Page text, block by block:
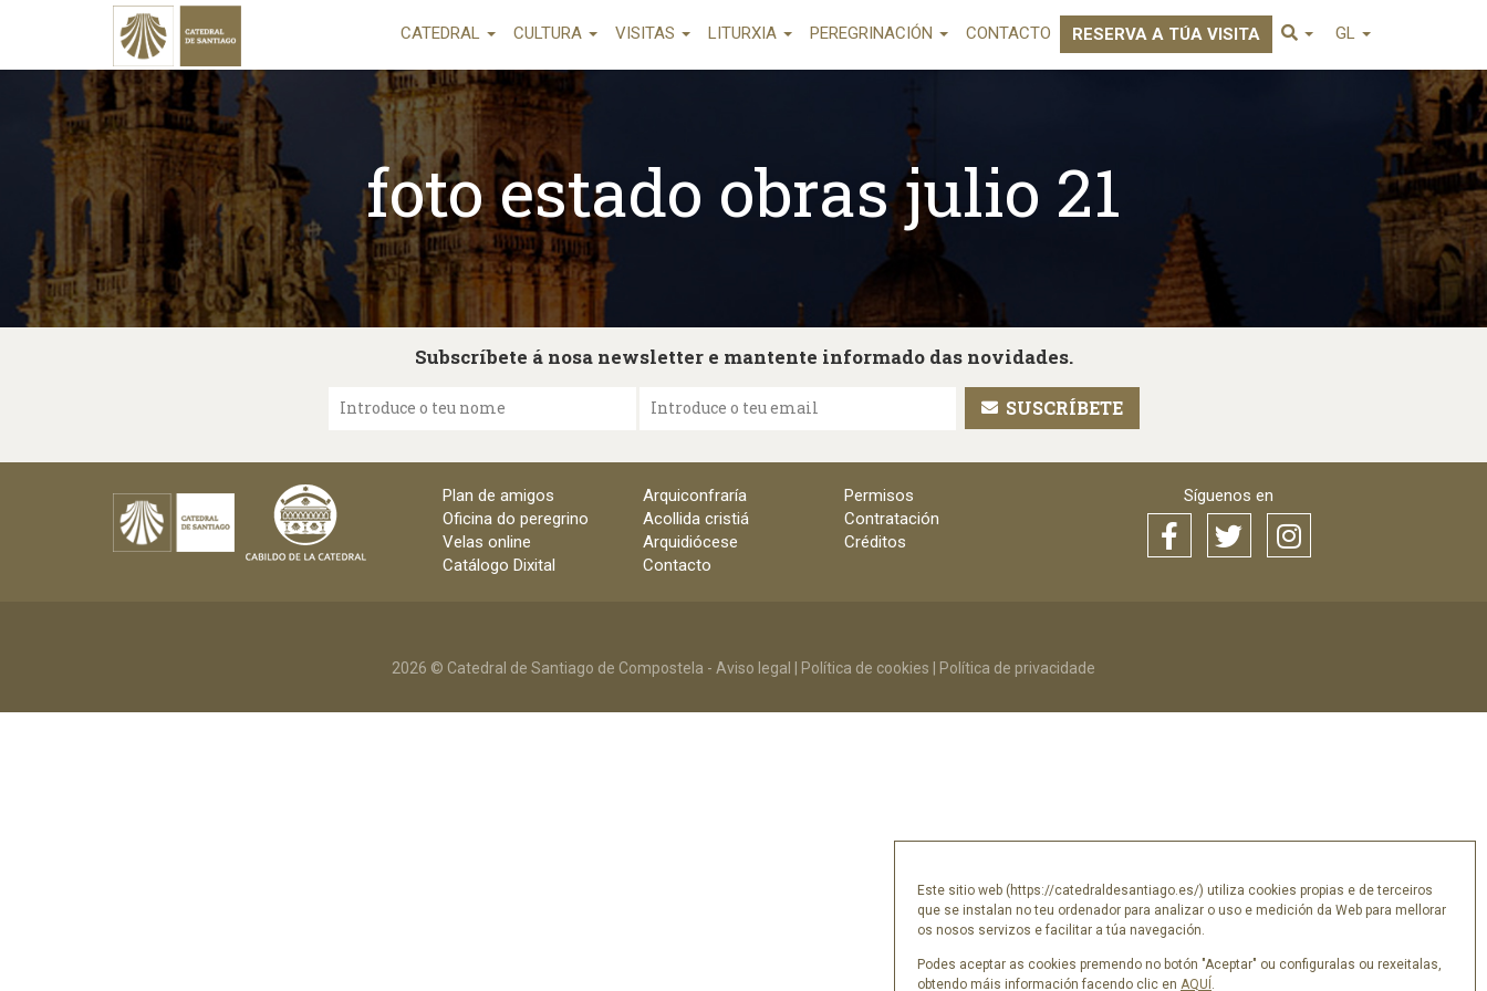
Este sitio web (https://catedraldesantiago.es/) utiliza cookies propias e de terceiros
que se instalan no teu ordenador para analizar o uso e medición da Web para mellorar
os nosos servizos e facilitar a túa navegación.
Podes aceptar as cookies premendo no botón "Aceptar" ou configuralas ou rexeitalas,
obtendo máis información facendo clic en AQUÍ.
CATEDRAL CULTURA VISITAS LITURXIA PEREGRINACIÓN CONTACTO RESERVA A TÚA VISITA GL
foto estado obras julio 21
Subscríbete á nosa newsletter e mantente informado das novidades.
Introduce o teu nome Introduce o teu email
Plan de amigos Arquiconfraría
Permisos
Oficina do peregrino
Acollida cristiá
Contratación
Velas online
Arquidiócese
Créditos
Catálogo Dixital
Contacto
Síguenos en
2026 © Catedral de Santiago de Compostela - Aviso legal | Política de cookies | Política de privacidade